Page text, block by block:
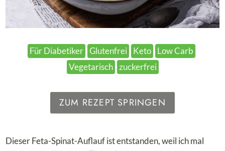
Für Diabetiker Glutenfrei Keto
Low Carb
Vegetarisch zuckerfrei
ZUM REZEPT SPRINGEN
Dieser Feta-Spinat-Auflauf ist entstanden, weil ich mal